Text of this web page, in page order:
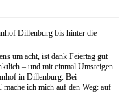
Dillenburg bis hinter die
um acht, ist dank Feiertag gut
– und mit einmal Umsteigen
in Dillenburg. Bei
mache ich mich auf den Weg: auf